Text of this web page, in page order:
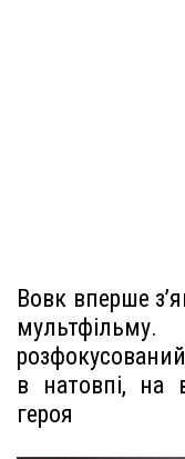
Вовк вперше
в натовпі, на
героя